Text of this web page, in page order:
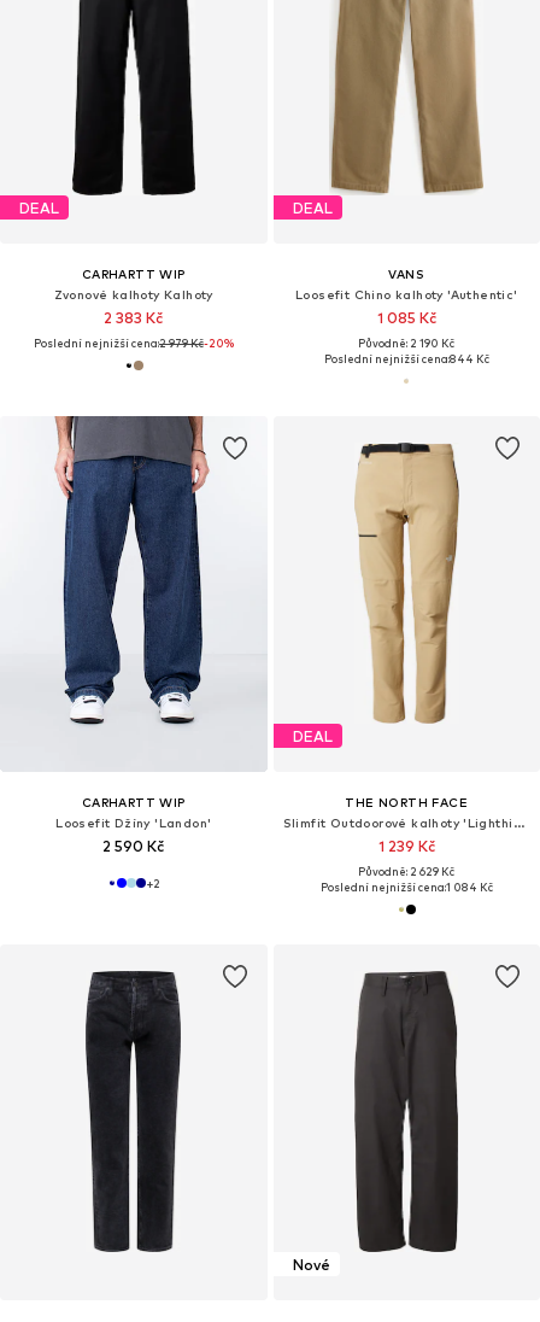
DEAL
CARHARTT WIP
Zvonové kalhoty Kalhoty
2 383 Kč
Poslední nejnižší cena:2 979 Kč-20%
DEAL
VANS
Loosefit Chino kalhoty 'Authentic'
1 085 Kč
Původně: 2 190 Kč
Poslední nejnižší cena:844 Kč
CARHARTT WIP
Loosefit Džíny 'Landon'
2 590 Kč
+2
DEAL
THE NORTH FACE
Slimfit Outdoorové kalhoty 'Lighthing'
1 239 Kč
Původně: 2 629 Kč
Poslední nejnižší cena:1 084 Kč
Nové